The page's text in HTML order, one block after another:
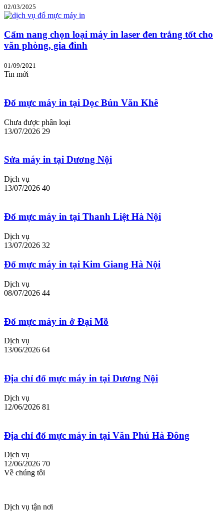
02/03/2025
Cẩm nang chọn loại máy in laser đen trắng tốt cho
văn phòng, gia đình
01/09/2021
Tin mới
Đổ mực máy in tại Dọc Bún Văn Khê
Chưa được phân loại
13/07/2026 29
Sửa máy in tại Dương Nội
Dịch vụ
13/07/2026 40
Đổ mực máy in tại Thanh Liệt Hà Nội
Dịch vụ
13/07/2026 32
Đổ mực máy in tại Kim Giang Hà Nội
Dịch vụ
08/07/2026 44
Đổ mực máy in ở Đại Mỗ
Dịch vụ
13/06/2026 64
Địa chỉ đổ mực máy in tại Dương Nội
Dịch vụ
12/06/2026 81
Địa chỉ đổ mực máy in tại Văn Phú Hà Đông
Dịch vụ
12/06/2026 70
Về chúng tôi
Dịch vụ tận nơi